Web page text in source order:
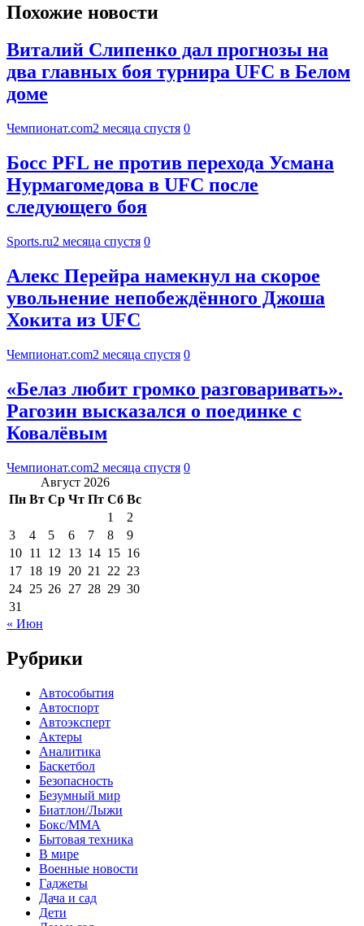
Похожие новости
Виталий Слипенко дал прогнозы на
два главных боя турнира UFC в Белом
доме
Чемпионат.com2 месяца спустя 0
Босс PFL не против перехода Усмана
Нурмагомедова в UFC после
следующего боя
Sports.ru2 месяца спустя 0
Алекс Перейра намекнул на скорое
увольнение непобеждённого Джоша
Хокита из UFC
Чемпионат.com2 месяца спустя 0
«Белаз любит громко разговаривать».
Рагозин высказался о поединке с
Ковалёвым
Чемпионат.com2 месяца спустя 0
Август 2026
Пн Вт Ср Чт Пт Сб Вс
1
2
3
4 5 6 7 8
9
10 11 12 13 14 15 16
17 18 19 20 21 22 23
24 25 26 27 28 29 30
31
« Июн
Рубрики
Автособытия
Автоспорт
Автоэксперт
Актеры
Аналитика
Баскетбол
Безопасность
Безумный мир
Биатлон/Лыжи
Бокс/MMA
Бытовая техника
В мире
Военные новости
Гаджеты
Дача и сад
Дети